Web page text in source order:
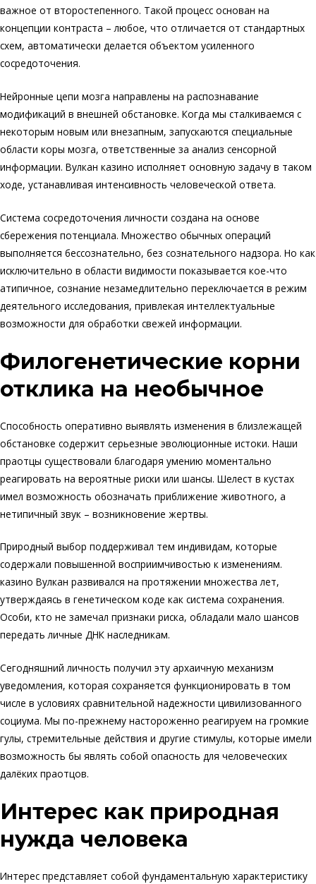
важное от второстепенного. Такой процесс основан на
концепции контраста – любое, что отличается от стандартных
схем, автоматически делается объектом усиленного
сосредоточения.
Нейронные цепи мозга направлены на распознавание
модификаций в внешней обстановке. Когда мы сталкиваемся с
некоторым новым или внезапным, запускаются специальные
области коры мозга, ответственные за анализ сенсорной
информации. Вулкан казино исполняет основную задачу в таком
ходе, устанавливая интенсивность человеческой ответа.
Система сосредоточения личности создана на основе
сбережения потенциала. Множество обычных операций
выполняется бессознательно, без сознательного надзора. Но как
исключительно в области видимости показывается кое-что
атипичное, сознание незамедлительно переключается в режим
деятельного исследования, привлекая интеллектуальные
возможности для обработки свежей информации.
Филогенетические корни
отклика на необычное
Способность оперативно выявлять изменения в близлежащей
обстановке содержит серьезные эволюционные истоки. Наши
праотцы существовали благодаря умению моментально
реагировать на вероятные риски или шансы. Шелест в кустах
имел возможность обозначать приближение животного, а
нетипичный звук – возникновение жертвы.
Природный выбор поддерживал тем индивидам, которые
содержали повышенной восприимчивостью к изменениям.
казино Вулкан развивался на протяжении множества лет,
утверждаясь в генетическом коде как система сохранения.
Особи, кто не замечал признаки риска, обладали мало шансов
передать личные ДНК наследникам.
Сегодняшний личность получил эту архаичную механизм
уведомления, которая сохраняется функционировать в том
числе в условиях сравнительной надежности цивилизованного
социума. Мы по-прежнему настороженно реагируем на громкие
гулы, стремительные действия и другие стимулы, которые имели
возможность бы являть собой опасность для человеческих
далёких праотцов.
Интерес как природная
нужда человека
Интерес представляет собой фундаментальную характеристику